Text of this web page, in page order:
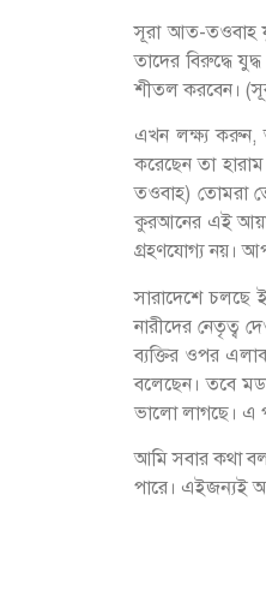
সূরা আত-তওবাহ
তাদের বিরুদ্ধে
শীতল করবেন।
এখন লক্ষ্য করুন,
করেছেন তা
তওবাহ) তোমরা
কুরআনের এই
গ্রহণযোগ্য নয়।
সারাদেশে চলছে
নারীদের নেতৃত্ব
ব্যক্তির ওপর
বলেছেন। তবে
ভালো লাগছে। এ
আমি সবার কথা
পারে। এইজন্যই